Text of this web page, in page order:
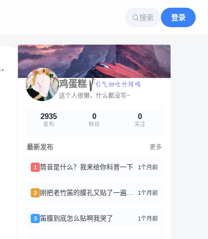
搜索 登录
鸡蛋糕
这个人很懒，什么都没写~
2935
发布
0
粉丝
0
关注
最新发布 更多
1 筒音是什么？我来给你科普一下 1个月前
2 刚把老竹笛的膜孔又贴了一遍，终于找回那个清亮又带点磁性的声音了。 1个月前
3 笛膜到底怎么贴啊我哭了 1个月前